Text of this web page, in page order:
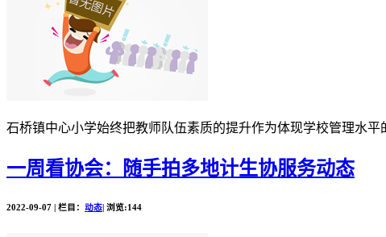
石桥镇中心小学始终把教师队伍素质的提升作为体现学校管理水
一周看协会：随手拍多地计生协服务动态
2022-09-07 | 栏目： 动态| 浏览:144